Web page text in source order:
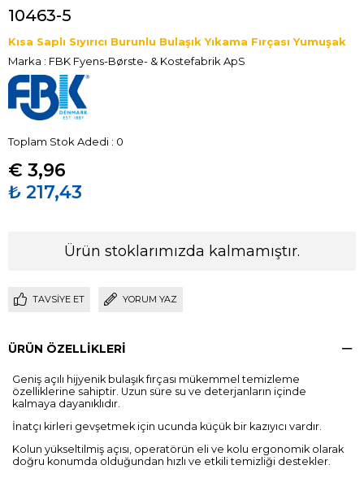
10463-5
Kısa Saplı Sıyırıcı Burunlu Bulaşık Yıkama Fırçası Yumuşak
Marka : FBK Fyens-Børste- & Kostefabrik ApS
Toplam Stok Adedi : 0
€ 3,96
₺ 217,43
Ürün stoklarımızda kalmamıştır.
TAVSIYE ET YORUM YAZ
ÜRÜN ÖZELLIKLERI
Geniş açılı hijyenik bulaşık fırçası mükemmel temizleme
özelliklerine sahiptir. Uzun süre su ve deterjanların içinde
kalmaya dayanıklıdır.
İnatçı kirleri gevşetmek için ucunda küçük bir kazıyıcı vardır.
Kolun yükseltilmiş açısı, operatörün eli ve kolu ergonomik olarak
doğru konumda olduğundan hızlı ve etkili temizliği destekler.